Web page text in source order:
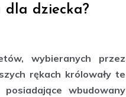
dla dziecka?
wybieranych przez
rękach królowały te
wbudowany